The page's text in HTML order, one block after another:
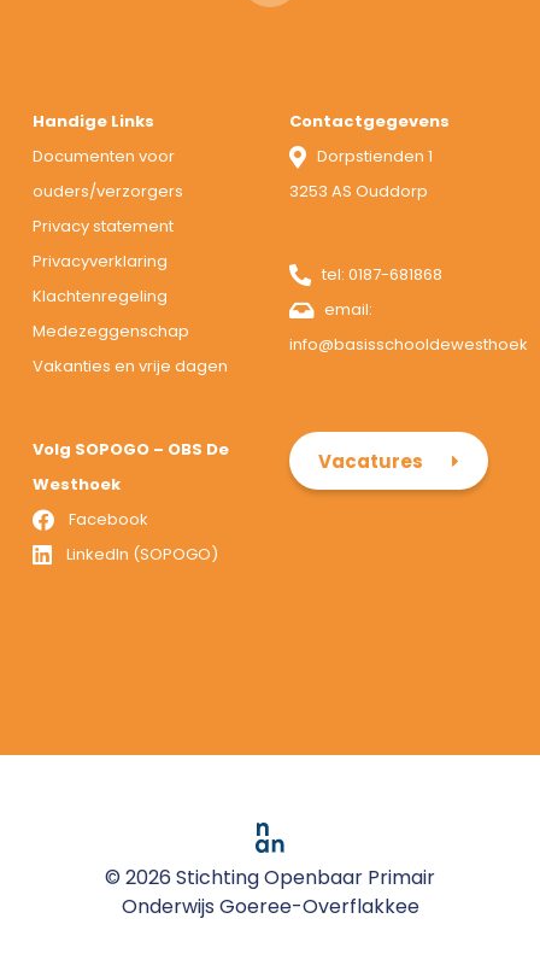
Handige Links
Documenten voor
ouders/verzorgers
Privacy statement
Privacyverklaring
Klachtenregeling
Medezeggenschap
Vakanties en vrije dagen
Contactgegevens
Dorpstienden 1
3253 AS Ouddorp
tel:0187-681868
email:
Volg SOPOGO – OBS De
Westhoek
Facebook
LinkedIn (SOPOGO)
Vacatures
© 2026 Stichting Openbaar Primair
Onderwijs Goeree-Overflakkee